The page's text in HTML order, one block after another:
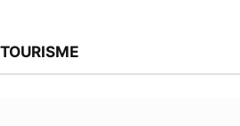
TOURISME